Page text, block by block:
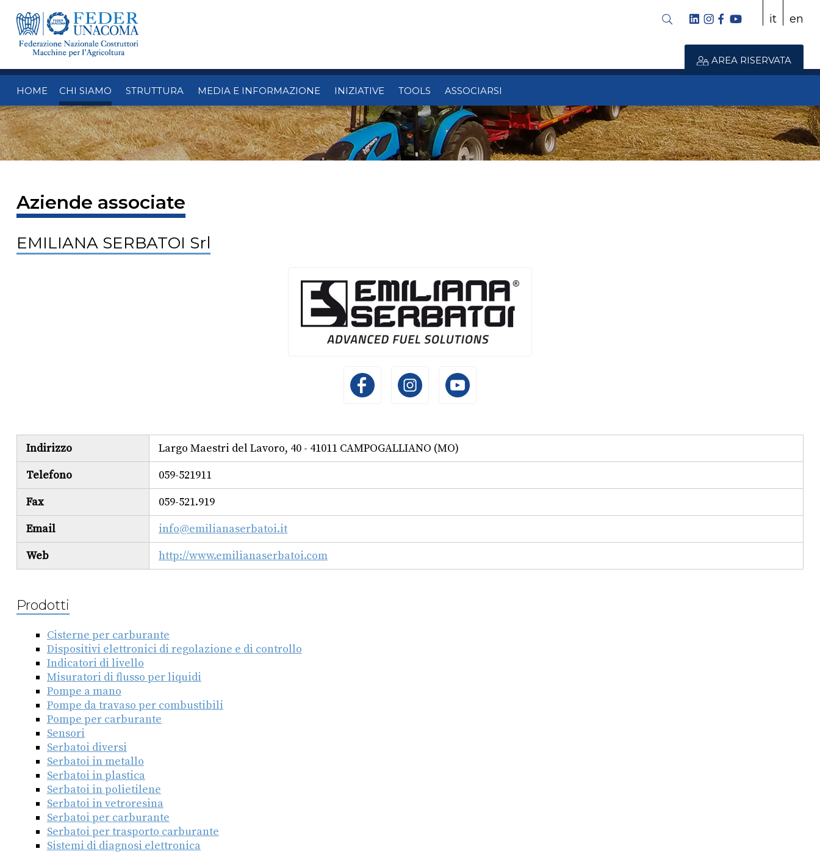
it en
HOME CHI SIAMO STRUTTURA MEDIA E INFORMAZIONE INIZIATIVE TOOLS ASSOCIARSI
AREA RISERVATA
Aziende associate
EMILIANA SERBATOI Srl
Indirizzo
Largo Maestri del Lavoro, 40 - 41011 CAMPOGALLIANO (MO)
Telefono
059-521911
Fax
059-521.919
Email
info@emilianaserbatoi.it
Web
http://www.emilianaserbatoi.com
Prodotti
Cisterne per carburante
Dispositivi elettronici di regolazione e di controllo
Indicatori di livello
Misuratori di flusso per liquidi
Pompe a mano
Pompe da travaso per combustibili
Pompe per carburante
Sensori
Serbatoi diversi
Serbatoi in metallo
Serbatoi in plastica
Serbatoi in polietilene
Serbatoi in vetroresina
Serbatoi per carburante
Serbatoi per trasporto carburante
Sistemi di diagnosi elettronica